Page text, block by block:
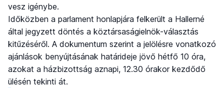
vesz igénybe.
Időközben a parlament honlapjára felkerült a Hallerné
által jegyzett döntés a köztársaságielnök-választás
kitűzéséről. A dokumentum szerint a jelölésre vonatkozó
ajánlások benyújtásának határideje jövő hétfő 10 óra,
azokat a házbizottság aznapi, 12.30 órakor kezdődő
ülésén tekinti át.